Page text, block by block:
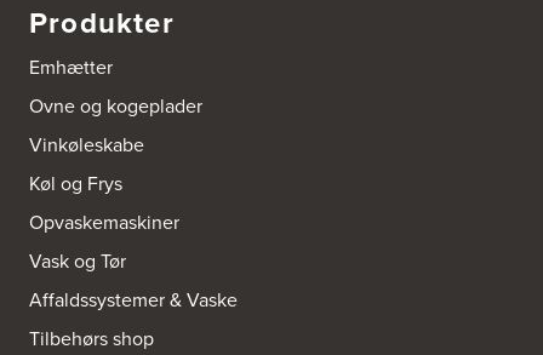
3836: Power Frederikshavn
Grønlandsvej 22
9900 Frederikshavn
https://www.power.dk/butik/power-frederikshavn/s-3836/
3841: Power Haderslev
Nordhavnsvej 2
6100 Haderslev
https://www.power.dk/butik/power-haderslev/s-3841/
A/S Henning Lund Horsens
8700 Horsens
Produkter
Emhætter
Ovne og kogeplader
Vinkøleskabe
Køl og Frys
Opvaskemaskiner
Vask og Tør
Affaldssystemer & Vaske
Tilbehørs shop